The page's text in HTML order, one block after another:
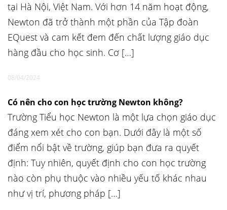
tại Hà Nội, Việt Nam. Với hơn 14 năm hoạt động,
Newton đã trở thành một phần của Tập đoàn
EQuest và cam kết đem đến chất lượng giáo dục
hàng đầu cho học sinh. Cơ […]
08/04/2024
Có nên cho con học trường Newton không?
Trường Tiểu học Newton là một lựa chọn giáo dục
đáng xem xét cho con bạn. Dưới đây là một số
điểm nổi bật về trường, giúp bạn đưa ra quyết
định: Tuy nhiên, quyết định cho con học trường
nào còn phụ thuộc vào nhiều yếu tố khác nhau
như vị trí, phương pháp […]